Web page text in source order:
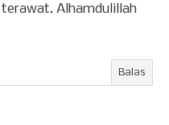
Alhamdulillah
Balas